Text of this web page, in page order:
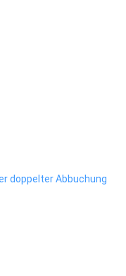
doppelter Abbuchung